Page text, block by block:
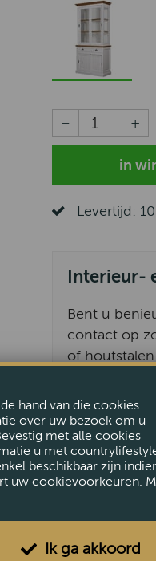
Levertijd:
Interieur-
Bent u
contact op
of
hand van die cookies
over uw bezoek om u
met alle cookies
u met
beschikbaar zijn
uw cookievoorkeuren.
Ik ga akkoord